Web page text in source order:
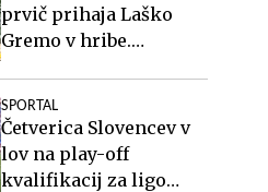
prvič prihaja Laško
Gremo v hribe.
Ločka mati.
SPORTAL
Četverica Slovencev v
lov na play-off
kvalifikacij za ligo